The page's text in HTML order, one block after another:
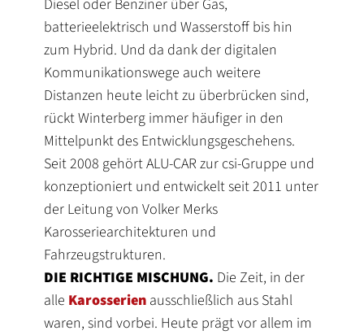
Diesel oder Benziner über Gas,
batterieelektrisch und Wasserstoff bis hin
zum Hybrid. Und da dank der digitalen
Kommunikationswege auch weitere
Distanzen heute leicht zu überbrücken sind,
rückt Winterberg immer häufiger in den
Mittelpunkt des Entwicklungsgeschehens.
Seit 2008 gehört ALU-CAR zur csi-Gruppe und
konzeptioniert und entwickelt seit 2011 unter
der Leitung von Volker Merks
Karosseriearchitekturen und
Fahrzeugstrukturen.
DIE RICHTIGE MISCHUNG. Die Zeit, in der
alle Karosserien ausschließlich aus Stahl
waren, sind vorbei. Heute prägt vor allem im